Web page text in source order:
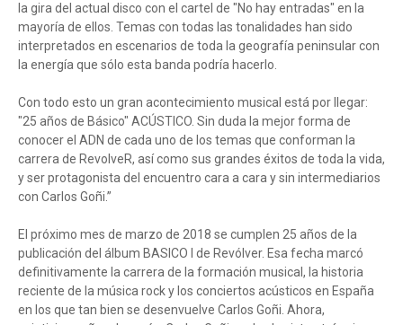
la gira del actual disco con el cartel de "No hay entradas" en la
mayoría de ellos. Temas con todas las tonalidades han sido
interpretados en escenarios de toda la geografía peninsular con
la energía que sólo esta banda podría hacerlo.
Con todo esto un gran acontecimiento musical está por llegar:
"25 años de Básico" ACÚSTICO. Sin duda la mejor forma de
conocer el ADN de cada uno de los temas que conforman la
carrera de RevolveR, así como sus grandes éxitos de toda la vida,
y ser protagonista del encuentro cara a cara y sin intermediarios
con Carlos Goñi.”
El próximo mes de marzo de 2018 se cumplen 25 años de la
publicación del álbum BASICO I de Revólver. Esa fecha marcó
definitivamente la carrera de la formación musical, la historia
reciente de la música rock y los conciertos acústicos en España
en los que tan bien se desenvuelve Carlos Goñi. Ahora,